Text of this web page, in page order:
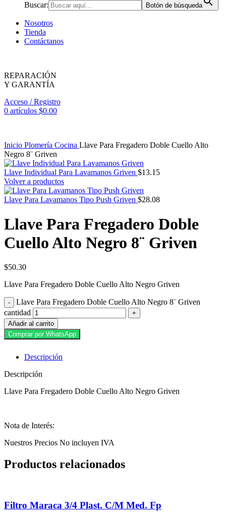
Buscar: Botón de búsqueda
Nosotros
Tienda
Contáctanos
REPARACIÓN
Y GARANTÍA
Acceso / Registro
0 artículos $0.00
Inicio Plomería Cocina Llave Para Fregadero Doble Cuello Alto
Negro 8¨ Griven
Llave Individual Para Lavamanos Griven $13.15
Volver a productos
Llave Para Lavamanos Tipo Push Griven $28.08
Llave Para Fregadero Doble
Cuello Alto Negro 8¨ Griven
$50.30
Llave Para Fregadero Doble Cuello Alto Negro Griven
Llave Para Fregadero Doble Cuello Alto Negro 8¨ Griven
cantidad
Añadir al carrito
Comprar por WhatsApp
Descripción
Descripción
Llave Para Fregadero Doble Cuello Alto Negro Griven
Nota de Interés:
Nuestros Precios No incluyen IVA
Productos relacionados
Filtro Maraca 3/4 Plast. C/M Med. Fp